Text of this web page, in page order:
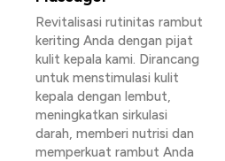
Revitalisasi rutinitas rambut
keriting Anda dengan pijat
kulit kepala kami. Dirancang
untuk menstimulasi kulit
kepala dengan lembut,
meningkatkan sirkulasi
darah, memberi nutrisi dan
memperkuat rambut Anda